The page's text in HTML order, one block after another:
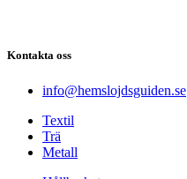
Kontakta oss
info@hemslojdsguiden.se
Textil
Trä
Metall